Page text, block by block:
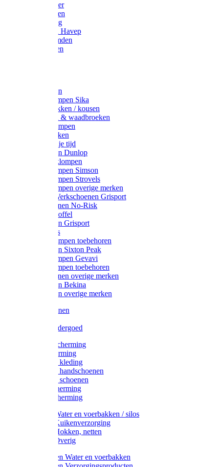
Bodywarmer
Werkbroeken
Zaagkleding
Werkjassen Havep
Thermohemden
Overhemden
Werksokken
Schoenklompen Sika
Thermo sokken / kousen
Lieslaarzen & waadbroeken
Houten klompen
Wandelsokken
Laarzen vrije tijd
Werklaarzen Dunlop
Kunststof klompen
Schoenklompen Simson
Schoenklompen Strovels
Schoenklompen overige merken
Wandel-/ Werkschoenen Grisport
Werkschoenen No-Risk
Klomppantoffel
Werklaarzen Grisport
Accessoires
Houten klompen toebehoren
Werklaarzen Sixton Peak
Schoenklompen Gevavi
Schoenklompen toebehoren
Werkschoenen overige merken
Werklaarzen Bekina
Werklaarzen overige merken
Handschoenen
Thermo ondergoed
Gehoorbescherming
Oogbescherming
Disposable kleding
Disposable handschoenen
Disposable schoenen
Mondbescherming
Hoofdbescherming
Pluimvee Water en voerbakken / silos
Pluimvee Kuikenverzorging
Pluimvee Hokken, netten
Pluimvee Overig
Knaagdieren Water en voerbakken